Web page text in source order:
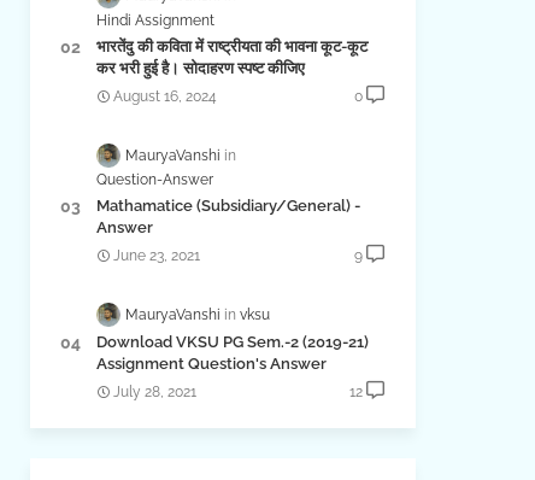
Hindi Assignment
भारतेंदु की कविता में राष्ट्रीयता की भावना कूट-कूट
कर भरी हुई है। सोदाहरण स्पष्ट कीजिए
August 16, 2024 0
MauryaVanshi
Question-Answer
Mathamatice (Subsidiary/General) -
Answer
June 23, 2021 9
MauryaVanshi vksu
Download VKSU PG Sem.-2 (2019-21)
Assignment Question's Answer
July 28, 2021 12